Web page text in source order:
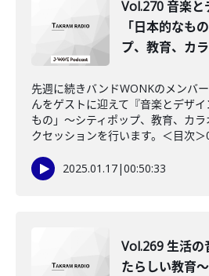
Vol.270 音楽と
「日本的なも
プ、教育、カ
先週に続きバンドWONKのメンバ
んをゲストに迎えて『音楽とデザ
もの」～シティポップ、教育、カ
クセッションを行います。＜目次＞
2025.01.17|00:50:33
Vol.269 生活
たらしい教育